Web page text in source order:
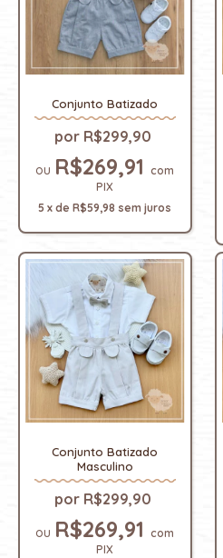
Conjunto Batizado
R$299,90
R$269,91com
PIX
5 xdeR$59,98 sem juros
Conjunto Batizado
Masculino
R$299,90
R$269,91com
PIX